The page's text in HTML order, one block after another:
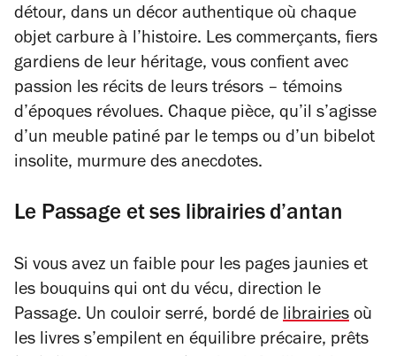
détour, dans un décor authentique où chaque
objet carbure à l’histoire. Les commerçants, fiers
gardiens de leur héritage, vous confient avec
passion les récits de leurs trésors – témoins
d’époques révolues. Chaque pièce, qu’il s’agisse
d’un meuble patiné par le temps ou d’un bibelot
insolite, murmure des anecdotes.
Le Passage et ses librairies d’antan
Si vous avez un faible pour les pages jaunies et
les bouquins qui ont du vécu, direction le
Passage. Un couloir serré, bordé de librairies où
les livres s’empilent en équilibre précaire, prêts